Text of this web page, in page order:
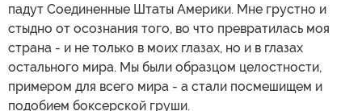
падут Соединенные Штаты Америки. Мне грустно и
стыдно от осознания того, во что превратилась моя
страна - и не только в моих глазах, но и в глазах
остального мира. Мы были образцом целостности,
примером для всего мира - а стали посмешищем и
подобием боксерской груши.